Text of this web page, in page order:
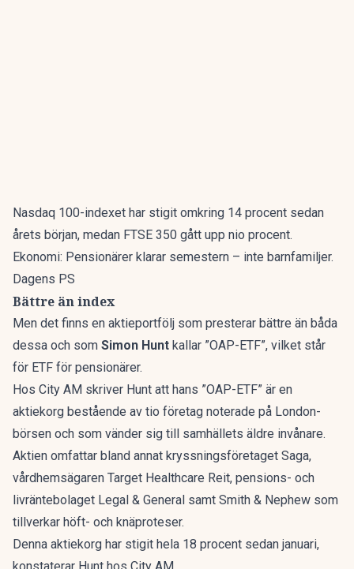
Nasdaq 100-indexet har stigit omkring 14 procent sedan
årets början, medan FTSE 350 gått upp nio procent.
Ekonomi: Pensionärer klarar semestern – inte barnfamiljer.
Dagens PS
Bättre än index
Men det finns en aktieportfölj som presterar bättre än båda
dessa och som Simon Hunt kallar ”OAP-ETF”, vilket står
för ETF för pensionärer.
Hos City AM skriver Hunt att hans ”OAP-ETF” är en
aktiekorg bestående av tio företag noterade på London-
börsen och som vänder sig till samhällets äldre invånare.
Aktien omfattar bland annat kryssningsföretaget Saga,
vårdhemsägaren Target Healthcare Reit, pensions- och
livräntebolaget Legal & General samt Smith & Nephew som
tillverkar höft- och knäproteser.
Denna aktiekorg har stigit hela 18 procent sedan januari,